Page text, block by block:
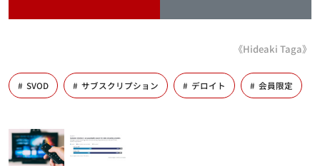
《Hideaki Taga》
SVOD サブスクリプション デロイト 会員限定